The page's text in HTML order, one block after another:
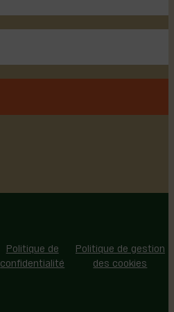
Politique de
confidentialité
Politique de gestion
des cookies